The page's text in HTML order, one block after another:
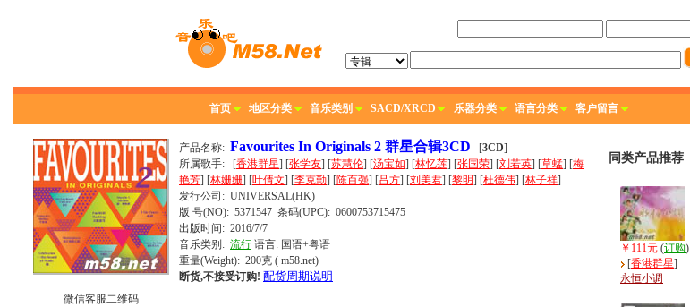
首页 地区分类 音乐类别 SACD/XRCD 乐器分类 语言分类 客户留言
产品名称: Favourites In Originals 2 群星合辑3CD [3CD]
所属歌手: [香港群星] [张学友] [苏慧伦] [汤宝如] [林忆莲] [张国荣] [刘若英] [草蜢] [梅
艳芳] [林姗姗] [叶倩文] [李克勤] [陈百强] [吕方] [刘美君] [黎明] [杜德伟] [林子祥]
发行公司: UNIVERSAL(HK)
版 号(NO): 5371547 条码(UPC): 0600753715475
出版时间: 2016/7/7
音乐类别: 流行 语言: 国语+粤语
重量(Weight): 200克 ( m58.net)
断货,不接受订购! 配货周期说明
微信客服二维码
同类产品推荐
￥111元 (订购)
[香港群星]
永恒小调